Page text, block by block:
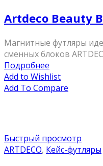
Artdeco Beauty
Магнитные футляры
сменных блоков
Подробнее
Add to Wishlist
Add To Compare
Быстрый просмотр
ARTDECO, Кейс-футляры